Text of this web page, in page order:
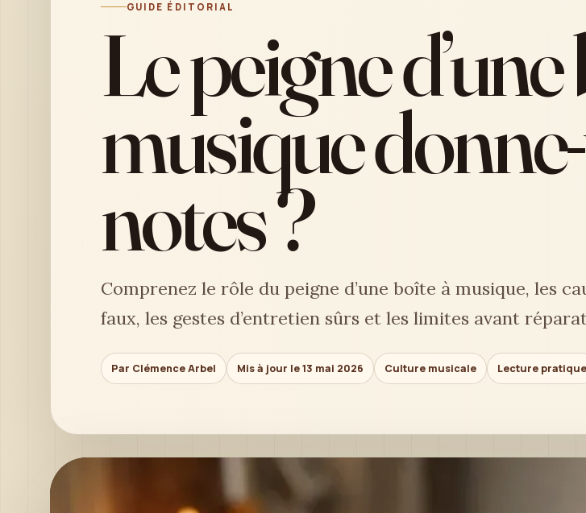
GUIDE ÉDITORIAL
Le peigne
musique
notes ?
Comprenez le rôle du peigne d’une boîte à musique, les
faux, les gestes d’entretien sûrs et les limites avant
Par Clémence Arbel Mis à jour le 13 mai 2026 Culture musicale Lecture pratique